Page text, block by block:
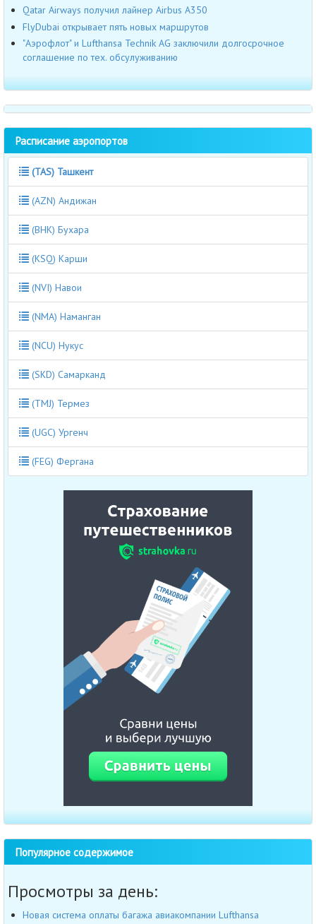
Qatar Airways получил лайнер Airbus А350
FlyDubai открывает пять новых маршрутов
"Аэрофлот" и Lufthansa Technik AG заключили долгосрочное
соглашение по тех. обсулуживанию
Расписание аэропортов
(TAS) Ташкент
(AZN) Андижан
(BHK) Бухара
(KSQ) Карши
(NVI) Навои
(NMA) Наманган
(NCU) Нукус
(SKD) Самарканд
(TMJ) Термез
(UGC) Ургенч
(FEG) Фергана
Популярное содержимое
Просмотры за день:
Новая система оплаты багажа авиакомпании Lufthansa